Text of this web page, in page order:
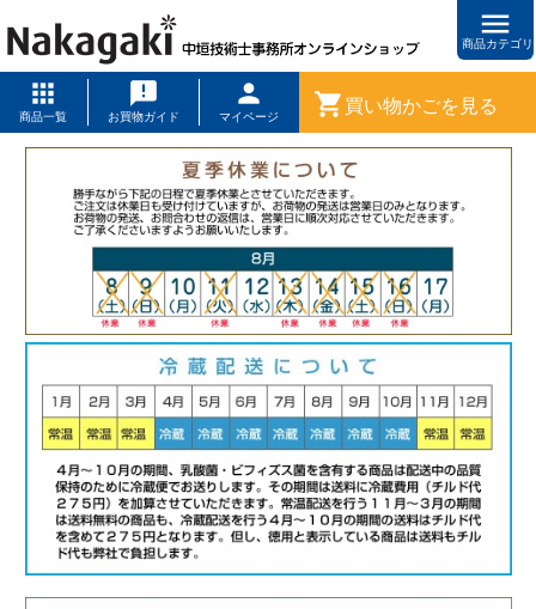
menu
商品カテゴリ
商品一覧 お買物ガイド マイページ shopping_cart 買い物かごを見る